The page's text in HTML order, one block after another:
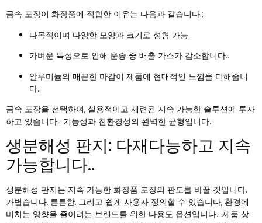
금속 포장이 화장품에 적합한 이유는 다음과 같습니다.:
다목적이며 다양한 모양과 크기로 성형 가능.
가벼운 특성으로 인해 운송 중 배출 가스가 감소합니다..
알루미늄의 매끈한 마감이 제품에 현대적인 느낌을 더해줍니
다..
금속 포장을 선택하여, 실용적이고 세련된 지속 가능한 솔루션에 투자
하고 있습니다.. 기능성과 친환경성의 완벽한 균형입니다..
생분해성 판지: 다재다능하고 지속
가능합니다..
생분해성 판지는 지속 가능한 화장품 포장의 판도를 바꿀 것입니다.
가볍습니다, 튼튼한, 그리고 쉽게 사용자 정의할 수 있습니다, 환경에
미치는 영향을 줄이려는 브랜드를 위한 다용도 옵션입니다.. 제품 상